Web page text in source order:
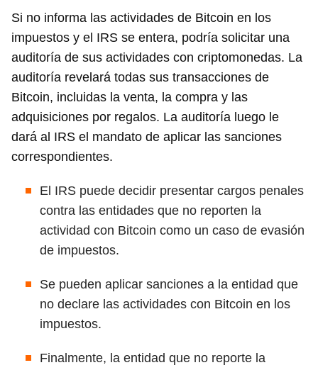
iniciar sesión con tu cuenta de 14ymedio.
Si no informa las actividades de Bitcoin en los
impuestos y el IRS se entera, podría solicitar una
auditoría de sus actividades con criptomonedas. La
auditoría revelará todas sus transacciones de
Bitcoin, incluidas la venta, la compra y las
adquisiciones por regalos. La auditoría luego le
dará al IRS el mandato de aplicar las sanciones
correspondientes.
El IRS puede decidir presentar cargos penales
contra las entidades que no reporten la
actividad con Bitcoin como un caso de evasión
de impuestos.
Se pueden aplicar sanciones a la entidad que
no declare las actividades con Bitcoin en los
impuestos.
Finalmente, la entidad que no reporte la